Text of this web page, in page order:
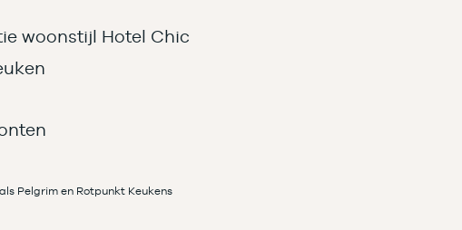
woonstijl Hotel Chic
Pelgrim en Rotpunkt Keukens